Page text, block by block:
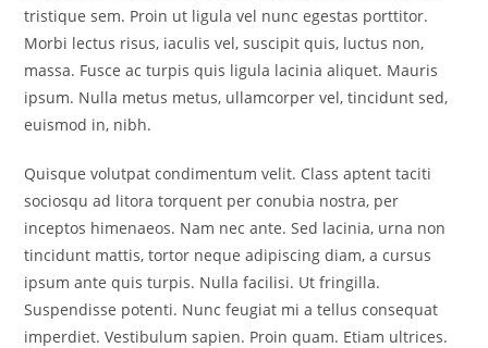
tristique sem. Proin ut ligula vel nunc egestas porttitor.
Morbi lectus risus, iaculis vel, suscipit quis, luctus non,
massa. Fusce ac turpis quis ligula lacinia aliquet. Mauris
ipsum. Nulla metus metus, ullamcorper vel, tincidunt sed,
euismod in, nibh.
Quisque volutpat condimentum velit. Class aptent taciti
sociosqu ad litora torquent per conubia nostra, per
inceptos himenaeos. Nam nec ante. Sed lacinia, urna non
tincidunt mattis, tortor neque adipiscing diam, a cursus
ipsum ante quis turpis. Nulla facilisi. Ut fringilla.
Suspendisse potenti. Nunc feugiat mi a tellus consequat
imperdiet. Vestibulum sapien. Proin quam. Etiam ultrices.